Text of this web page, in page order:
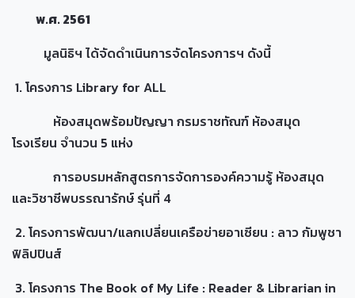
พ.ศ. 2561
มูลนิธิฯ ได้จัดดำเนินการจัดโครงการฯ ดังนี้
1. โครงการ Library for ALL
ห้องสมุดพร้อมปัญญา กรมราชทัณฑ์ ห้องสมุด
โรงเรียน จำนวน 5 แห่ง
การอบรมหลักสูตรการจัดการองค์ความรู้ ห้องสมุด
และวิชาชีพบรรณารักษ์ รุ่นที่ 4
2. โครงการพัฒนา/แลกเปลี่ยนเครือข่ายอาเซียน : ลาว กัมพูชา
ฟิลิปปินส์
3. โครงการ The Book of My Life : Reader & Librarian in